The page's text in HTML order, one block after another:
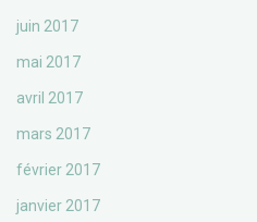
juin 2017
mai 2017
avril 2017
mars 2017
février 2017
janvier 2017